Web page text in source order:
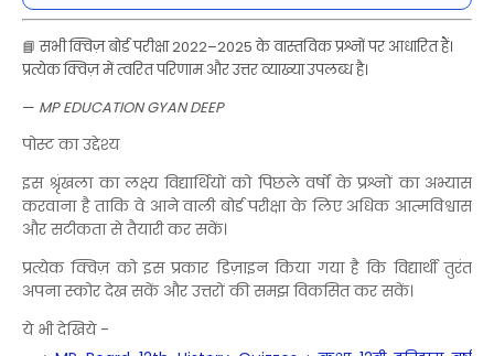
📘 सभी क्विज़ बोर्ड परीक्षा 2022–2025 के वास्तविक प्रश्नों पर आधारित हैं।
प्रत्येक क्विज़ में त्वरित परिणाम और उत्तर व्याख्या उपलब्ध है।
— MP EDUCATION GYAN DEEP
पोस्ट का उद्देश्य
इस श्रृंखला का लक्ष्य विद्यार्थियों को पिछले वर्षों के प्रश्नों का अभ्यास
करवाना है ताकि वे आने वाली बोर्ड परीक्षा के लिए अधिक आत्मविश्वास
और सटीकता से तैयारी कर सकें।
प्रत्येक क्विज़ को इस प्रकार डिज़ाइन किया गया है कि विद्यार्थी तुरंत
अपना स्कोर देख सकें और उत्तरों की समझ विकसित कर सकें।
ये भी देखिये -